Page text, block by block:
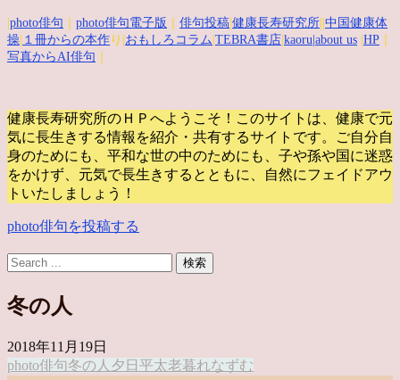
photo俳句 photo俳句電子版 俳句投稿 健康長寿研究所 中国健康体
操 １冊からの本作 り| おもしろコラム TEBRA書店 kaoru |about us HP
写真からAI俳句
健康長寿研究所のＨＰへようこそ！このサイトは、健康で元
気に長生きする情報を紹介・共有するサイトです。
ご自分自
身のためにも、平和な世の中のためにも、子や孫や国に迷惑
をかけず、元気で長生きするとともに、自然にフェイドアウ
トいたしましょう！
photo俳句を投稿する
冬の人
2018年11月19日
photo俳句冬の人 夕日 平太老暮れなずむ